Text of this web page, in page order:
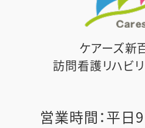
ケアーズ新
訪問看護リハビ
営業時間：平⽇